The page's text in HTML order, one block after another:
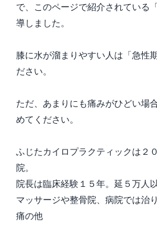
で、このページで紹介されている
導しました。
膝に水が溜まりやすい人は「急性
ださい。
ただ、あまりにも痛みがひどい場
めてください。
ふじたカイロプラクティックは２
院。
院長は臨床経験１５年。延５万人
マッサージや整骨院、病院では治
痛の他